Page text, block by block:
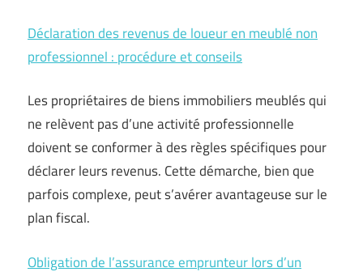
Déclaration des revenus de loueur en meublé non
professionnel : procédure et conseils
Les propriétaires de biens immobiliers meublés qui
ne relèvent pas d’une activité professionnelle
doivent se conformer à des règles spécifiques pour
déclarer leurs revenus. Cette démarche, bien que
parfois complexe, peut s’avérer avantageuse sur le
plan fiscal.
Obligation de l’assurance emprunteur lors d’un